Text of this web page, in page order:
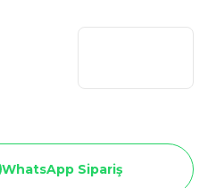
WhatsApp Sipariş